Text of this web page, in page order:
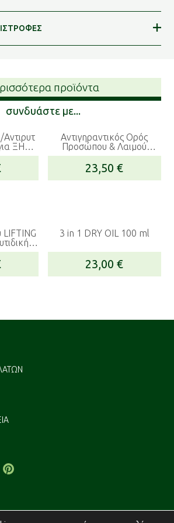
προϊόντα
συνδυάστε με...
Δέρμα
Αντιγηραντικός Ορός
Προσώπου & Λαιμού
(Serum)
23,50€
–
3 in 1 DRY OIL 100 ml
23,00€